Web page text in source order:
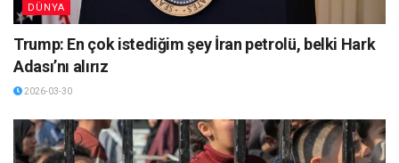
DÜNYA
Trump: En çok istediğim şey İran petrolü, belki Hark
Adası’nı alırız
2026-03-30